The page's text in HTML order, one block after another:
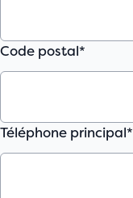
Code postal*
Téléphone principal*